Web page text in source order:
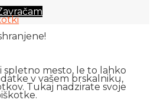
spletno mesto, le to lahko
v vašem brskalniku,
Tukaj nadzirate svoje